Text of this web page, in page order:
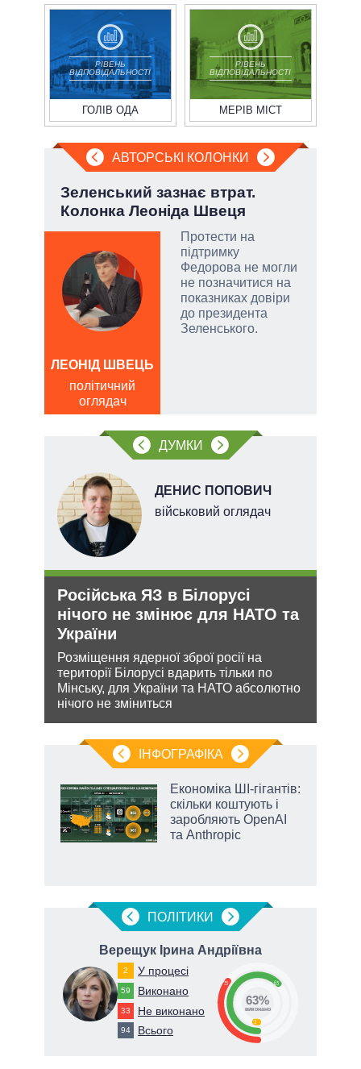
РІВЕНЬ
ВІДПОВІДАЛЬНОСТІ
ГОЛІВ ОДА
РІВЕНЬ
ВІДПОВІДАЛЬНОСТІ
МЕРІВ МІСТ
АВТОРСЬКІ КОЛОНКИ
Зеленський зазнає втрат.
Колонка Леоніда Швеця
Протести на
підтримку
Федорова не могли
не позначитися на
показниках довіри
до президента
Зеленського.
ЛЕОНІД ШВЕЦЬ
політичний
оглядач
ДУМКИ
ДЕНИС ПОПОВИЧ
військовий оглядач
Російська ЯЗ в Білорусі
нічого не змінює для НАТО та
України
Розміщення ядерної зброї росії на
території Білорусі вдарить тільки по
Мінську, для України та НАТО абсолютно
нічого не зміниться
ІНФОГРАФІКА
Економіка ШІ-гігантів:
скільки коштують і
заробляють OpenAI
та Anthropic
ПОЛIТИКИ
Верещук Ірина Андріївна
2 У процесі
59 Виконано
33 Не виконано
94 Всього
35 63
2
63%
виконано